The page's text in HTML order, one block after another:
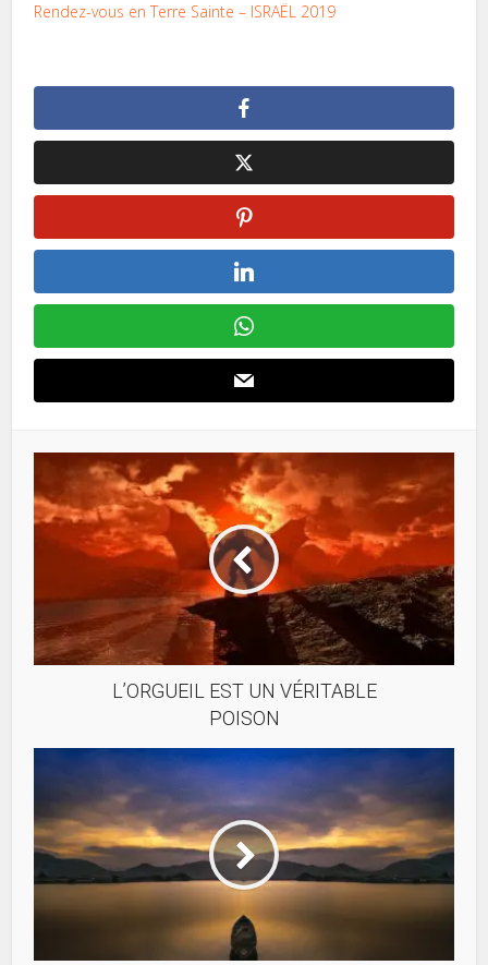
Rendez-vous en Terre Sainte – ISRAËL 2019
L’ORGUEIL EST UN VÉRITABLE
POISON